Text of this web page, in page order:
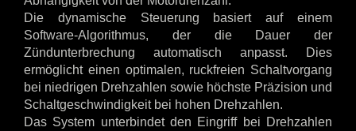
Die dynamische Steuerung basiert auf einem
Software-Algorithmus, der die Dauer der
Zündunterbrechung automatisch anpasst. Dies
ermöglicht einen optimalen, ruckfreien Schaltvorgang
bei niedrigen Drehzahlen sowie höchste Präzision und
Schaltgeschwindigkeit bei hohen Drehzahlen.
Das System unterbindet den Eingriff bei Drehzahlen